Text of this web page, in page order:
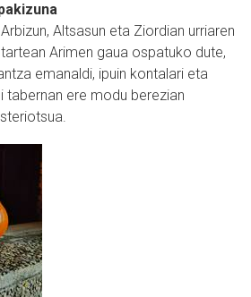
Altsasun eta Ziordian urriaren
Arimen gaua ospatuko dute,
emanaldi, ipuin kontalari eta
tabernan ere modu berezian